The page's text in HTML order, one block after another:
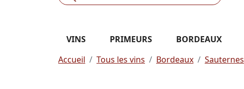
VINS PRIMEURS BORDEAUX
Accueil
Tous les vins Bordeaux Sauternes